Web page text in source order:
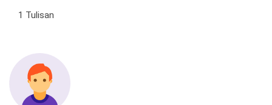
1 Tulisan